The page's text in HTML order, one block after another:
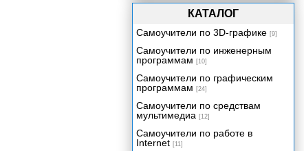
КАТАЛОГ
Самоучители по 3D-графике [9]
Самоучители по инженерным
программам [10]
Самоучители по графическим
программам [24]
Самоучители по средствам
мультимедиа [12]
Самоучители по работе в
Internet [11]